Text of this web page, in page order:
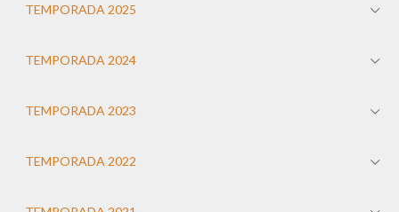
TEMPORADA 2025
TEMPORADA 2024
TEMPORADA 2023
TEMPORADA 2022